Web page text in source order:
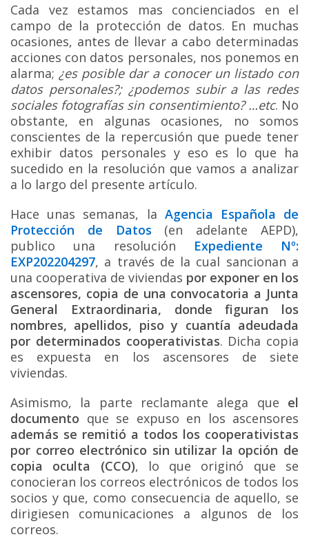
Cada vez estamos mas concienciados en el
campo de la protección de datos. En muchas
ocasiones, antes de llevar a cabo determinadas
acciones con datos personales, nos ponemos en
alarma; ¿es posible dar a conocer un listado con
datos personales?; ¿podemos subir a las redes
sociales fotografías sin consentimiento? …etc. No
obstante, en algunas ocasiones, no somos
conscientes de la repercusión que puede tener
exhibir datos personales y eso es lo que ha
sucedido en la resolución que vamos a analizar
a lo largo del presente artículo.
Hace unas semanas, la Agencia Española de
Protección de Datos (en adelante AEPD),
publico una resolución Expediente Nº:
EXP202204297, a través de la cual sancionan a
una cooperativa de viviendas por exponer en los
ascensores, copia de una convocatoria a Junta
General Extraordinaria, donde figuran los
nombres, apellidos, piso y cuantía adeudada
por determinados cooperativistas. Dicha copia
es expuesta en los ascensores de siete
viviendas.
Asimismo, la parte reclamante alega que el
documento que se expuso en los ascensores
además se remitió a todos los cooperativistas
por correo electrónico sin utilizar la opción de
copia oculta (CCO), lo que originó que se
conocieran los correos electrónicos de todos los
socios y que, como consecuencia de aquello, se
dirigiesen comunicaciones a algunos de los
correos.